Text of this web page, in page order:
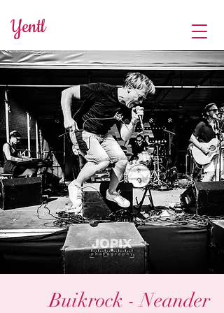
Yentl
Buikrock - Neander